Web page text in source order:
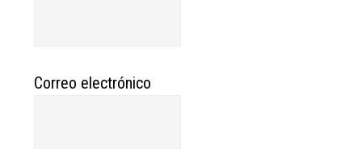
Correo electrónico